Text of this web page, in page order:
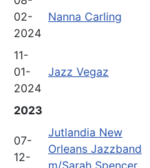
02-
2024
Nanna Carling
11-
01-
2024
Jazz Vegaz
2023
07-
12-
Jutlandia New
Orleans Jazzband